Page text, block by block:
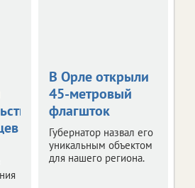
В Орле открыли
45-метровый
флагшток
Губернатор назвал его
уникальным объектом
для нашего региона.